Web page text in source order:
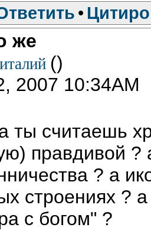
•
же
()
2007 10:34AM
ты считаешь
правдивой ?
? а
строениях ?
с богом" ?